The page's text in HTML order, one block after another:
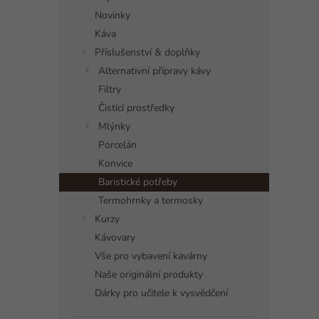
Novinky
Káva
Příslušenství & doplňky
Alternativní přípravy kávy
Filtry
Čistící prostředky
Mlýnky
Porcelán
Konvice
Baristické potřeby
Termohrnky a termosky
Kurzy
Kávovary
Vše pro vybavení kavárny
Naše originální produkty
Dárky pro učitele k vysvědčení